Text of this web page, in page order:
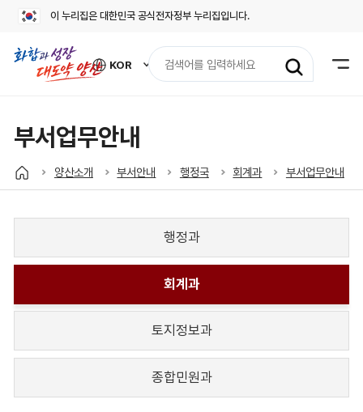
이 누리집은 대한민국 공식전자정부 누리집입니다.
검
색
KOR
이
트
로
가
기
기
부서업무안내
양산소개 부서안내 행정국 회계과 부서업무안내
행정과
회계과
토지정보과
종합민원과